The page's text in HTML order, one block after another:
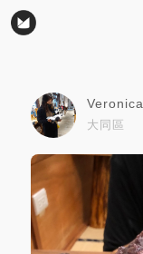
Veronica
大同區